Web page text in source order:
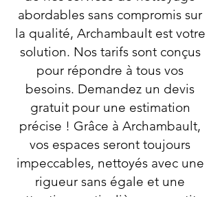
abordables sans compromis sur
la qualité, Archambault est votre
solution. Nos tarifs sont conçus
pour répondre à tous vos
besoins. Demandez un devis
gratuit pour une estimation
précise ! Grâce à Archambault,
vos espaces seront toujours
impeccables, nettoyés avec une
rigueur sans égale et une